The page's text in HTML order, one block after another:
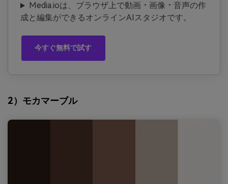
Media.ioは、ブラウザ上で動画・画像・音声の作
成と編集ができるオンラインAIスタジオです。
今すぐ無料で試す
2）モカマーブル